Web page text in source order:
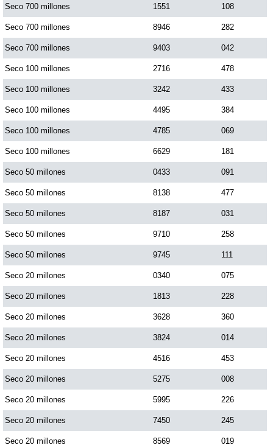
Dorado Noche
Fantástica Día
Fantástica Noche
Motilon Tarde
Motilon Noche
Paisita Día
Paisita Noche
Paisita 3
Pick 3 Día
Pick 3 Noche
Pick 4 Día
Pick 4 Noche
Seco 700 millones 1551 108
Seco 700 millones 8946 282
Seco 700 millones 9403 042
Seco 100 millones 2716 478
Seco 100 millones 3242 433
Seco 100 millones 4495 384
Seco 100 millones 4785 069
Seco 100 millones 6629 181
Seco 50 millones 0433 091
Seco 50 millones 8138 477
Seco 50 millones 8187 031
Seco 50 millones 9710 258
Seco 50 millones 9745 111
Seco 20 millones 0340 075
Seco 20 millones 1813 228
Seco 20 millones 3628 360
Seco 20 millones 3824 014
Seco 20 millones 4516 453
Seco 20 millones 5275 008
Seco 20 millones 5995 226
Seco 20 millones 7450 245
Seco 20 millones 8569 019